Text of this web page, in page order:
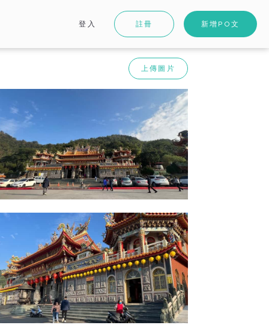
登入 註冊 新增PO文
上傳圖片